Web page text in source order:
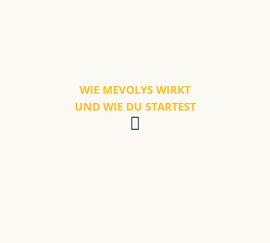
WIE MEVOLYS WIRKT
UND WIE DU STARTEST